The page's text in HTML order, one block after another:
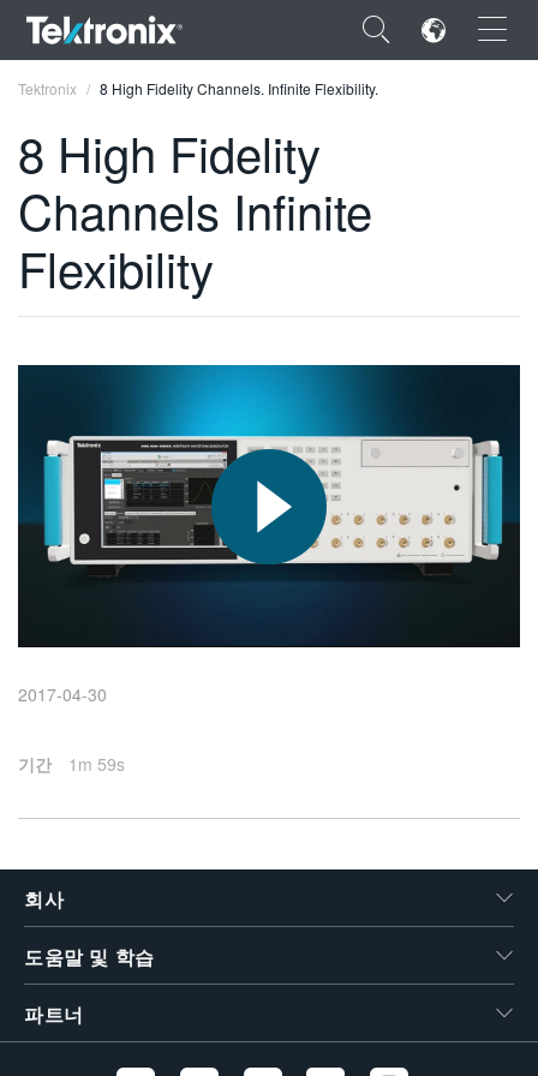
×
ENGLISH
FRANÇAIS
日本語
한국어
繁體中文
Tektronix 8 High Fidelity Channels. Infinite Flexibility.
8 High Fidelity
Channels Infinite
Flexibility
2017-04-30
기간 1m 59s
회사
도움말 및 학습
파트너